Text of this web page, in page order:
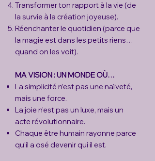
Transformer ton rapport à la vie (de
la survie à la création joyeuse).
Réenchanter le quotidien (parce que
la magie est dans les petits riens…
quand on les voit).
MA VISION : UN MONDE OÙ…
La simplicité n’est pas une naïveté,
mais une force.
La joie n’est pas un luxe, mais un
acte révolutionnaire.
Chaque être humain rayonne parce
qu’il a osé devenir qui il est.